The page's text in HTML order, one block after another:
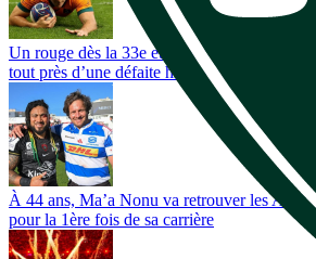
Un rouge dès la 33e et trois points d’écart :
tout près d’une défaite historique au Japon
À 44 ans, Ma’a Nonu va retrouver les All
pour la 1ère fois de sa carrière